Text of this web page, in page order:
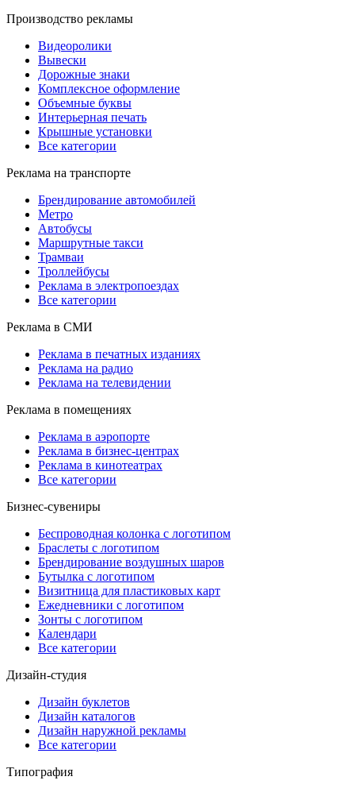
Производство рекламы
Видеоролики
Вывески
Дорожные знаки
Комплексное оформление
Объемные буквы
Интерьерная печать
Крышные установки
Все категории
Реклама на транспорте
Брендирование автомобилей
Метро
Автобусы
Маршрутные такси
Трамваи
Троллейбусы
Реклама в электропоездах
Все категории
Реклама в СМИ
Реклама в печатных изданиях
Реклама на радио
Реклама на телевидении
Реклама в помещениях
Реклама в аэропорте
Реклама в бизнес-центрах
Реклама в кинотеатрах
Все категории
Бизнес-сувениры
Беспроводная колонка с логотипом
Браслеты с логотипом
Брендирование воздушных шаров
Бутылка с логотипом
Визитница для пластиковых карт
Ежедневники с логотипом
Зонты с логотипом
Календари
Все категории
Дизайн-студия
Дизайн буклетов
Дизайн каталогов
Дизайн наружной рекламы
Все категории
Типография